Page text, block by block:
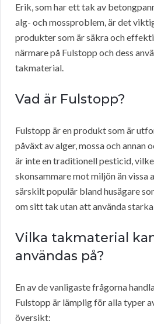
Erik, som har ett tak av
alg- och mossproblem, är det
produkter som är säkra och
närmare på Fulstopp och dess
takmaterial.
Vad är Fulstopp?
Fulstopp är en produkt som är
påväxt av alger, mossa och annan
är inte en traditionell pesticid,
skonsammare mot miljön än vissa
särskilt populär bland husägare
om sitt tak utan att använda
Vilka takmaterial
användas på?
En av de vanligaste frågorna
Fulstopp är lämplig för alla typer
översikt: